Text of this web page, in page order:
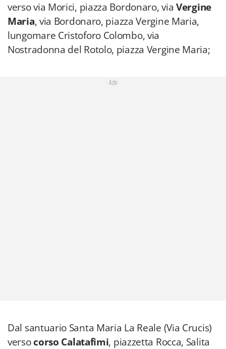
verso via Morici, piazza Bordonaro, viaVergine
Maria, via Bordonaro, piazza Vergine Maria,
lungomare Cristoforo Colombo, via
Nostradonna del Rotolo, piazza Vergine Maria;
Adv
Dal santuario Santa Maria La Reale (Via Crucis)
versocorso Calatafimi, piazzetta Rocca, Salita